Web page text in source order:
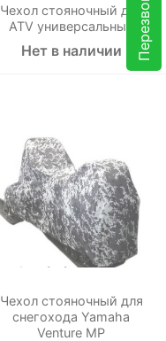
Чехол стояночный для
ATV универсальный
Нет в наличии
Чехол стояночный для
снегохода Yamaha
Venture MP